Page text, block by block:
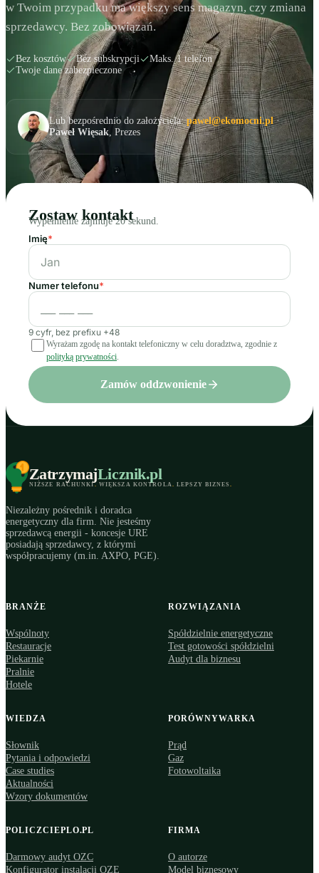
w Twoim przypadku ma większy sens magazyn, czy zmiana
sprzedawcy. Bez zobowiązań.
Bez kosztów Bez subskrypcji
Maks. 1 telefon
Twoje dane zabezpieczone
Lub bezpośrednio do założyciela:pawel@ekomocni.pl·
Paweł Więsak, Prezes
Zostaw kontakt
Wypełnienie zajmuje 20 sekund.
Imię*
Numer telefonu*
9 cyfr, bez prefixu +48
Wyrażam zgodę na kontakt telefoniczny w celu doradztwa, zgodnie z
polityką prywatności.
Zamów oddzwonienie
ZatrzymajLicznik.pl
NIŻSZE RACHUNKI. WIĘKSZA KONTROLA. LEPSZY BIZNES .
Niezależny pośrednik i doradca
energetyczny dla firm. Nie jesteśmy
sprzedawcą energii - koncesje URE
posiadają sprzedawcy, z którymi
współpracujemy (m.in. AXPO, PGE).
BRANŻE
Wspólnoty
Restauracje
Piekarnie
Pralnie
Hotele
ROZWIĄZANIA
Spółdzielnie energetyczne
Test gotowości spółdzielni
Audyt dla biznesu
WIEDZA
Słownik
Pytania i odpowiedzi
Case studies
Aktualności
Wzory dokumentów
PORÓWNYWARKA
Prąd
Gaz
Fotowoltaika
POLICZCIEPLO.PL
Darmowy audyt OZC
Konfigurator instalacji OZE
FIRMA
O autorze
Model biznesowy